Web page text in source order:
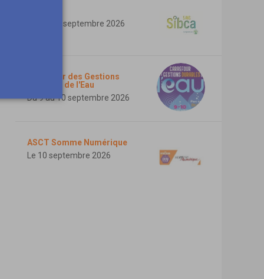
Du 1 au 3 septembre 2026
Carrefour des Gestions
Durables de l'Eau
Du 9 au 10 septembre 2026
ASCT Somme Numérique
Le 10 septembre 2026